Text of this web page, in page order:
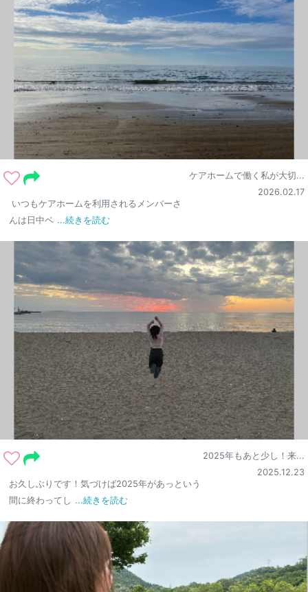
ケアホームで働く私が大切...
2026.02.17
いつもケアホームを利用されるメンバーさ
んは日中ベ ...続きを読む
2025年もあと少し！来...
2025.12.23
お久しぶりです！気づけば2025年があっという
間に終わってし ...続きを読む